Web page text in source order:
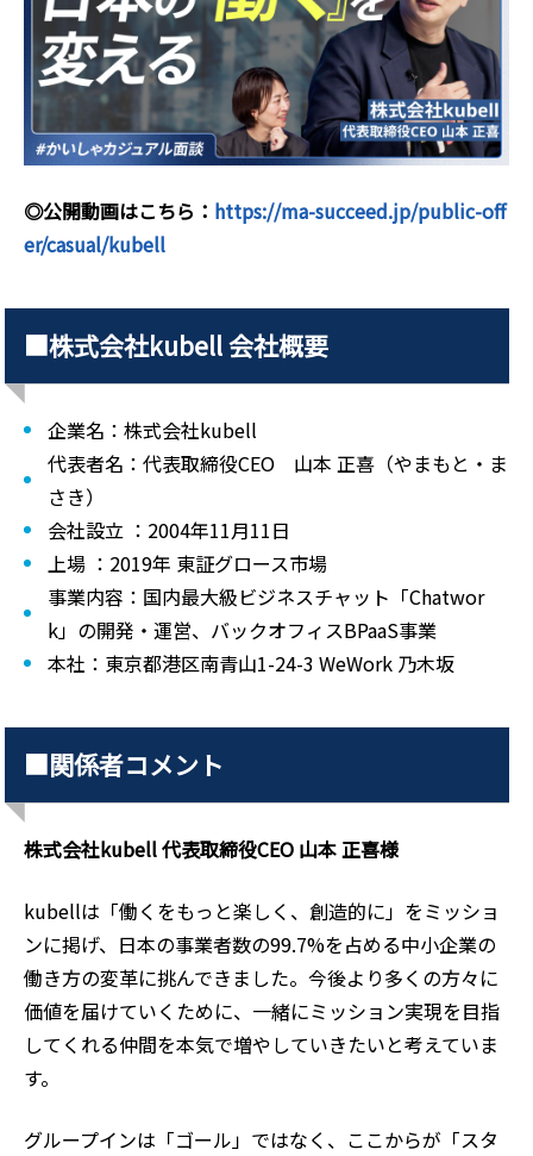
◎公開動画はこちら： https://ma-succeed.jp/public-off
er/casual/kubell
■株式会社kubell 会社概要
企業名：株式会社kubell
代表者名：代表取締役CEO 山本 正喜（やまもと・ま
さき）
会社設立 ：2004年11月11日
上場 ：2019年 東証グロース市場
事業内容：国内最大級ビジネスチャット「Chatwor
k」の開発・運営、バックオフィスBPaaS事業
本社：東京都港区南青山1-24-3 WeWork 乃木坂
■関係者コメント
株式会社kubell 代表取締役CEO 山本 正喜様
kubellは「働くをもっと楽しく、創造的に」をミッショ
ンに掲げ、日本の事業者数の99.7%を占める中小企業の
働き方の変革に挑んできました。今後より多くの方々に
価値を届けていくために、一緒にミッション実現を目指
してくれる仲間を本気で増やしていきたいと考えていま
す。
グループインは「ゴール」ではなく、ここからが「スタ